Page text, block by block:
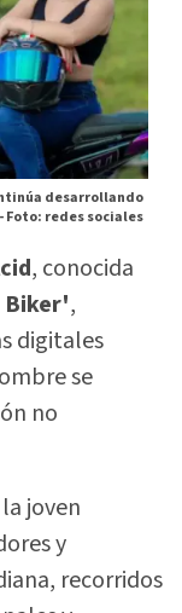
desarrollando
Foto: redes sociales
, conocida
Biker',
digitales
se
no
joven
y
recorridos